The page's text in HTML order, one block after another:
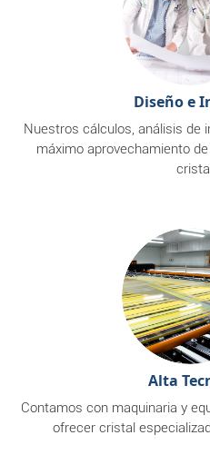
Diseño e
Nuestros cálculos, análisis de
máximo aprovechamiento
Alta
Contamos con maquinaria y
ofrecer cristal